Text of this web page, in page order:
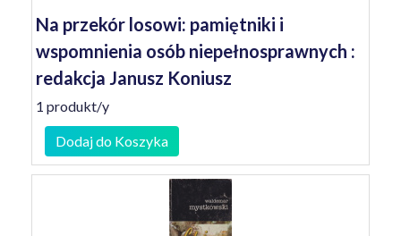
Na przekór losowi: pamiętniki i
wspomnienia osób niepełnosprawnych :
redakcja Janusz Koniusz
1 produkt/y
Dodaj do Koszyka